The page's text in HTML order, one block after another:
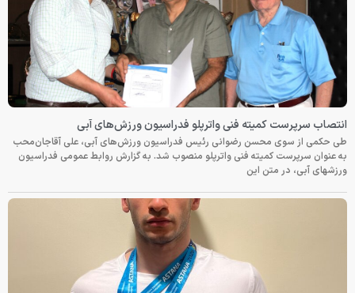
انتصاب سرپرست کمیته فنی واترپلو فدراسیون ورزش‌های آبی
طی حکمی از سوی محسن رضوانی رئیس فدراسیون ورزش‌های آبی، علی آقاجان‌محب
به عنوان سرپرست کمیته فنی واترپلو منصوب شد. به گزارش روابط عمومی فدراسیون
ورزشهای آبی، در متن این